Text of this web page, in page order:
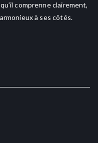
comprenne clairement,
à ses côtés.